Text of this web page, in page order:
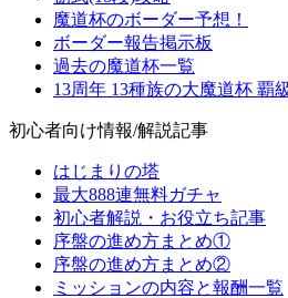
魔道杯のボーダー予想！
ボーダー報告掲示板
過去の魔道杯一覧
13周年 13種族の大魔道杯 覇
初心者向け情報/解説記事
はじまりの塔
最大888連無料ガチャ
初心者解説・お役立ち記事
序盤の進め方まとめ①
序盤の進め方まとめ②
ミッションの内容と報酬一覧